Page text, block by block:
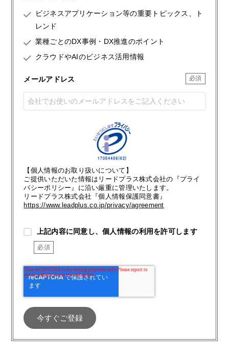
ビジネスアプリケーション等の重要トピックス、ト
レンド
業種ごとのDX事例・DX推進のポイント
クラウドやAIのビジネス活用情報
メールアドレス
【個人情報のお取り扱いについて】
ご提供いただいた情報はリードプラス株式会社の『プライ
バシーポリシー』に沿い厳重に管理いたします。
リードプラス株式会社『個人情報保護同意書』
https://www.leadplus.co.jp/privacy/agreement
上記内容に同意し、個人情報の利用を許可します